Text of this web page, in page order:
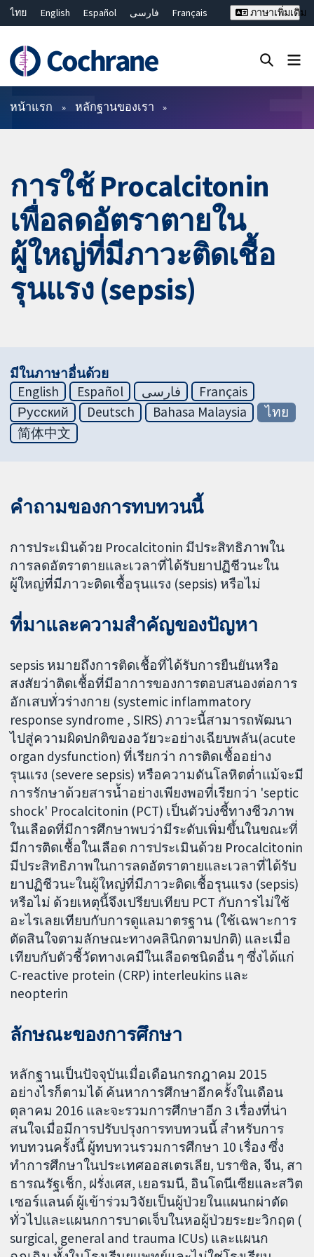
ไทย English Español فارسی
Français
Bahasa Malaysia
繁體中文 简体中文
ภาษาเพิ่มเติม
ตัวกรอง
หน้าแรก หลักฐานของเรา
การใช้ Procalcitonin
เพื่อลดอัตราตายใน
ผู้ใหญ่ที่มีภาวะติดเชื้อ
รุนแรง (sepsis)
มีในภาษาอื่นด้วย
English
Español فارسی
Français
Русский
Deutsch Bahasa Malaysia
ไทย
简体中文
คำถามของการทบทวนนี้
การประเมินด้วย Procalcitonin มีประสิทธิภาพใน
การลดอัตราตายและเวลาที่ได้รับยาปฏิชีวนะใน
ผู้ใหญ่ที่มีภาวะติดเชื้อรุนแรง (sepsis) หรือไม่
ที่มาและความสำคัญของปัญหา
sepsis หมายถึงการติดเชื้อที่ได้รับการยืนยันหรือ
สงสัยว่าติดเชื้อที่มีอาการของการตอบสนองต่อการ
อักเสบทั่วร่างกาย (systemic inflammatory
response syndrome , SIRS) ภาวะนี้สามารถพัฒนา
ไปสู่ความผิดปกติของอวัยวะอย่างเฉียบพลัน(acute
organ dysfunction) ที่เรียกว่า การติดเชื้ออย่าง
รุนแรง (severe sepsis) หรือความดันโลหิตต่ำแม้จะมี
การรักษาด้วยสารน้ำอย่างเพียงพอที่เรียกว่า 'septic
shock' Procalcitonin (PCT) เป็นตัวบ่งชี้ทางชีวภาพ
ในเลือดที่มีการศึกษาพบว่ามีระดับเพิ่มขึ้นในขณะที่
มีการติดเชื้อในเลือด การประเมินด้วย Procalcitonin
มีประสิทธิภาพในการลดอัตราตายและเวลาที่ได้รับ
ยาปฏิชีวนะในผู้ใหญ่ที่มีภาวะติดเชื้อรุนแรง (sepsis)
หรือไม่ ด้วยเหตุนี้จึงเปรียบเทียบ PCT กับการไม่ใช้
อะไรเลยเทียบกับการดูแลมาตรฐาน (ใช้เฉพาะการ
ตัดสินใจตามลักษณะทางคลินิกตามปกติ) และเมื่อ
เทียบกับตัวชี้วัดทางเคมีในเลือดชนิดอื่น ๆ ซึ่งได้แก่
C-reactive protein (CRP) interleukins และ
neopterin
ลักษณะของการศึกษา
หลักฐานเป็นปัจจุบันเมื่อเดือนกรกฎาคม 2015
อย่างไรก็ตามได้ ค้นหาการศึกษาอีกครั้งในเดือน
ตุลาคม 2016 และจะรวมการศึกษาอีก 3 เรื่องที่น่า
สนใจเมื่อมีการปรับปรุงการทบทวนนี้ สำหรับการ
ทบทวนครั้งนี้ ผู้ทบทวนรวมการศึกษา 10 เรื่อง ซึ่ง
ทำการศึกษาในประเทศออสเตรเลีย, บราซิล, จีน, สา
ธารณรัฐเช็ก, ฝรั่งเศส, เยอรมนี, อินโดนีเซียและสวิต
เซอร์แลนด์ ผู้เข้าร่วมวิจัยเป็นผู้ป่วยในแผนกผ่าตัด
ทั่วไปและแผนกการบาดเจ็บในหอผู้ป่วยระยะวิกฤต (
surgical, general and trauma ICUs) และแผนก